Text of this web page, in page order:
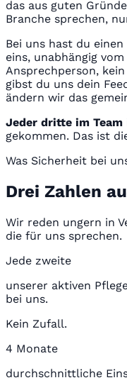
das aus guten
Branche sprechen,
Bei uns hast du
eins, unabhängig
Ansprechperson,
gibst du uns dein
ändern wir das
Jeder dritte im Team
gekommen. Das ist
Was Sicherheit bei
Drei Zahlen
Wir reden ungern in
die für uns sprechen.
Jede zweite
unserer aktiven
bei uns.
Kein Zufall.
4 Monate
durchschnittliche